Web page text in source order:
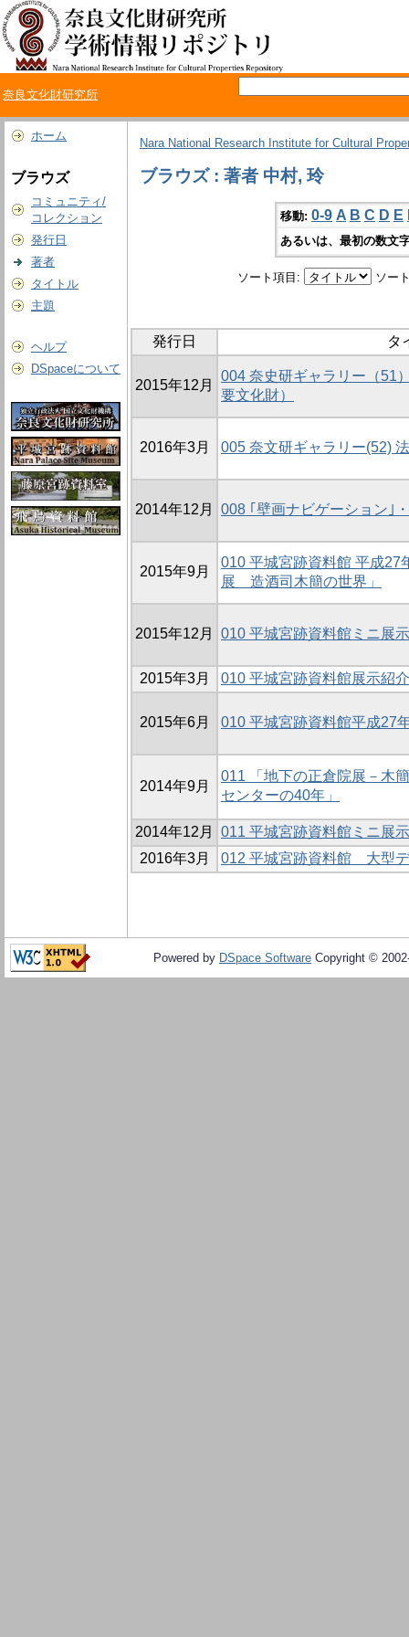
奈良文化財研究所
ホーム
ブラウズ
コミュニティ/
コレクション
発行日
著者
タイトル
主題
ヘルプ
DSpaceについて
Nara National Research Institute for Cultural
ブラウズ : 著者 中村, 玲
移動: 0-9 A B C D E
あるいは、最初の数文
ソート項目: ソー
発行日 タ
2015年12月
004 奈史研ギャラリー（51
要文化財）
2016年3月 005 奈文研ギャラリー(52)
2014年12月 008 ｢壁画ナビゲーション｣
2015年9月
010 平城宮跡資料館 平成27
展 造酒司木簡の世界」
2015年12月 010 平城宮跡資料館ミニ展
2015年3月 010 平城宮跡資料館展示紹
2015年6月 010 平城宮跡資料館平成27
2014年9月
011 「地下の正倉院展－木
センターの40年」
2014年12月
011 平城宮跡資料館ミニ展
2016年3月
012 平城宮跡資料館 大型
Powered by DSpace Software Copyright ©